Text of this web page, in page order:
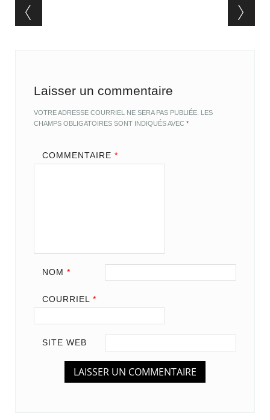
Post navigation
Laisser un commentaire
VOTRE ADRESSE COURRIEL NE SERA PAS PUBLIÉE. LES
CHAMPS OBLIGATOIRES SONT INDIQUÉS AVEC*
COMMENTAIRE *
NOM *
COURRIEL *
SITE WEB